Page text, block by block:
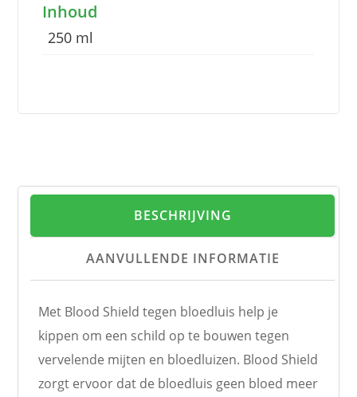
Inhoud
250 ml
BESCHRIJVING
AANVULLENDE INFORMATIE
Met Blood Shield tegen bloedluis help je
kippen om een schild op te bouwen tegen
vervelende mijten en bloedluizen. Blood Shield
zorgt ervoor dat de bloedluis geen bloed meer